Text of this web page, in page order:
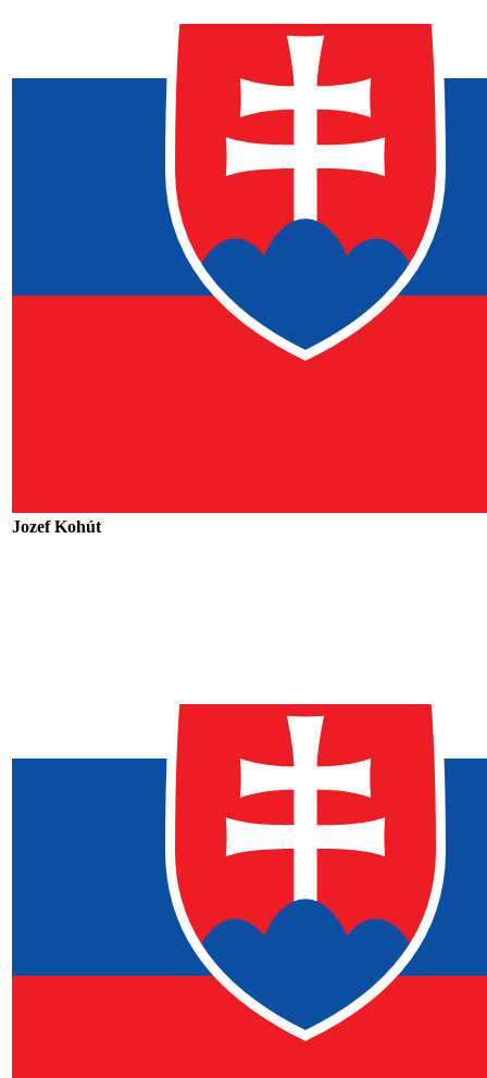
Jozef Kohút